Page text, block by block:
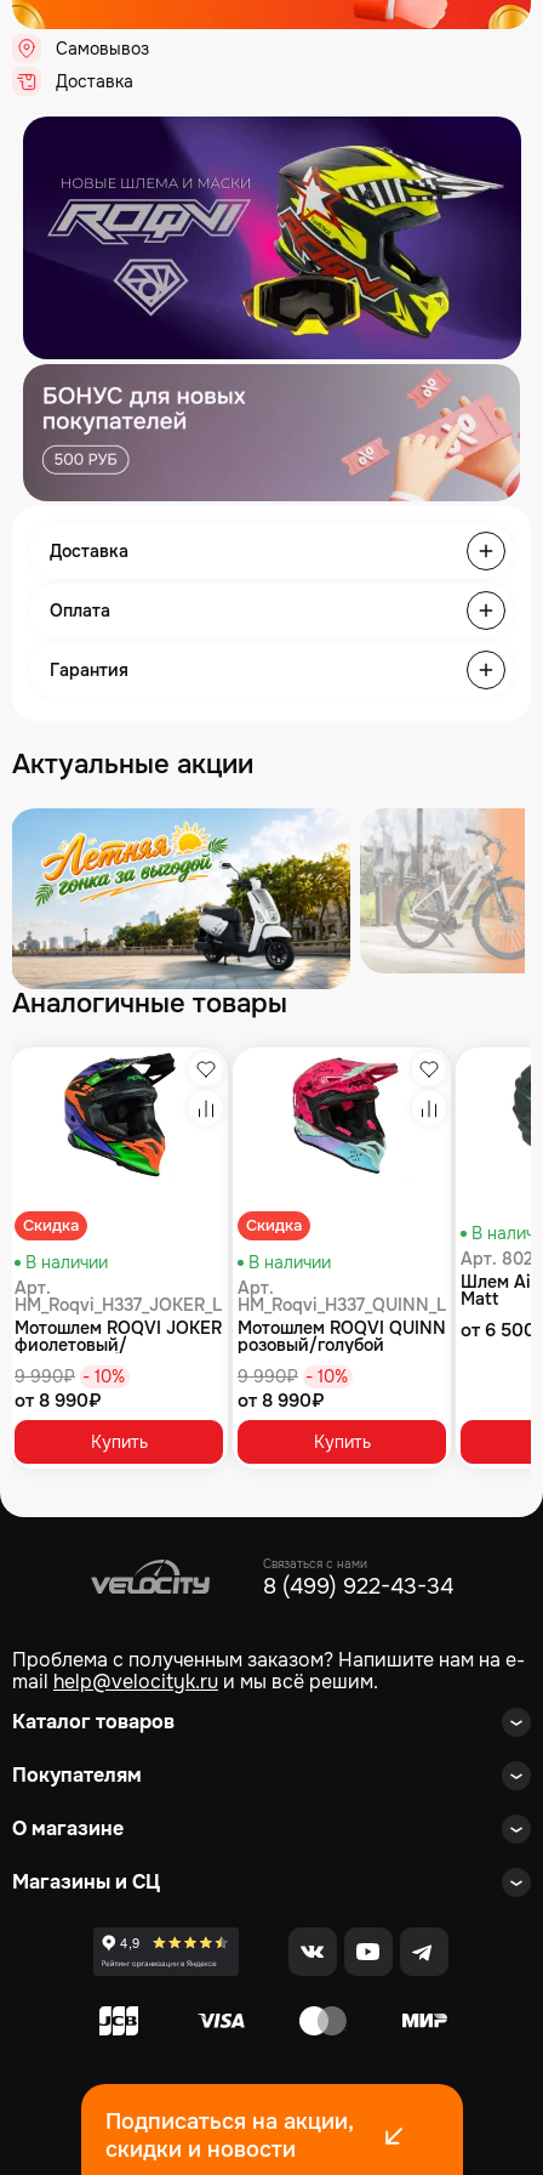
Самовывоз
Доставка
Доставка
Оплата
Гарантия
Актуальные акции
Аналогичные товары
Скидка
Избранное
Сравнение
В наличии
Арт.
HM_Roqvi_H337_JOKER_L
Мотошлем ROQVI JOKER
фиолетовый/
матовый
9 990₽ - 10%
от 8 990₽
Купить
Скидка
Избранное
Сравнение
В наличии
Арт.
HM_Roqvi_H337_QUINN_L
Мотошлем ROQVI QUINN
розовый/голубой
9 990₽ - 10%
от 8 990₽
Купить
В
Арт. 802-
Шлем
Matt
от 6
Связаться с нами
8 (499) 922-43-34
Проблема с полученным заказом? Напишите нам на e-
mail help@velocityk.ru и мы всё решим.
Каталог товаров
Покупателям
О магазине
Магазины и СЦ
Подписаться на акции,
скидки и новости